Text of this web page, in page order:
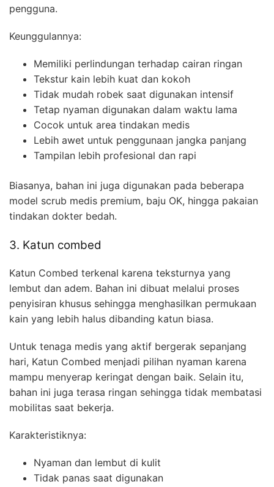
pengguna.
Keunggulannya:
Memiliki perlindungan terhadap cairan ringan
Tekstur kain lebih kuat dan kokoh
Tidak mudah robek saat digunakan intensif
Tetap nyaman digunakan dalam waktu lama
Cocok untuk area tindakan medis
Lebih awet untuk penggunaan jangka panjang
Tampilan lebih profesional dan rapi
Biasanya, bahan ini juga digunakan pada beberapa
model scrub medis premium, baju OK, hingga pakaian
tindakan dokter bedah.
3. Katun combed
Katun Combed terkenal karena teksturnya yang
lembut dan adem. Bahan ini dibuat melalui proses
penyisiran khusus sehingga menghasilkan permukaan
kain yang lebih halus dibanding katun biasa.
Untuk tenaga medis yang aktif bergerak sepanjang
hari, Katun Combed menjadi pilihan nyaman karena
mampu menyerap keringat dengan baik. Selain itu,
bahan ini juga terasa ringan sehingga tidak membatasi
mobilitas saat bekerja.
Karakteristiknya:
Nyaman dan lembut di kulit
Tidak panas saat digunakan